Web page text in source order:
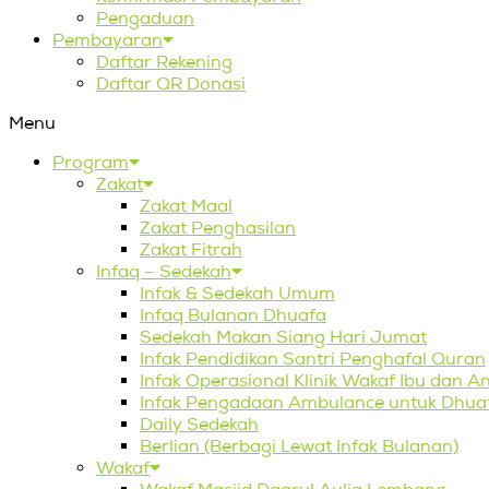
Pengaduan
Pembayaran
Daftar Rekening
Daftar QR Donasi
Menu
Program
Zakat
Zakat Maal
Zakat Penghasilan
Zakat Fitrah
Infaq – Sedekah
Infak & Sedekah Umum
Infaq Bulanan Dhuafa
Sedekah Makan Siang Hari Jumat
Infak Pendidikan Santri Penghafal Quran
Infak Operasional Klinik Wakaf Ibu dan
Infak Pengadaan Ambulance untuk
Daily Sedekah
Berlian (Berbagi Lewat Infak Bulanan)
Wakaf